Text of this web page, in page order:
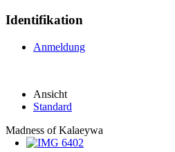
Identifikation
Anmeldung
Ansicht
Standard
Madness of Kalaeywa